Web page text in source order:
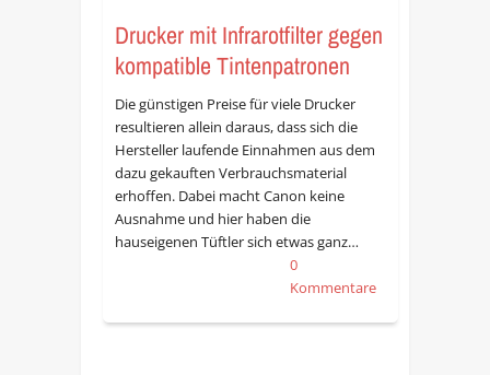
Drucker mit Infrarotfilter gegen
kompatible Tintenpatronen
Die günstigen Preise für viele Drucker
resultieren allein daraus, dass sich die
Hersteller laufende Einnahmen aus dem
dazu gekauften Verbrauchsmaterial
erhoffen. Dabei macht Canon keine
Ausnahme und hier haben die
hauseigenen Tüftler sich etwas ganz…
0
Kommentare